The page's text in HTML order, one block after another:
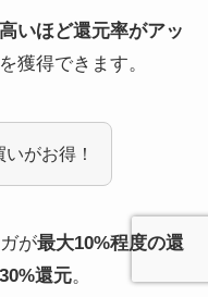
いほど還元率がアッ
獲得できます。
がお得！
が最大10%程度の還
還元。